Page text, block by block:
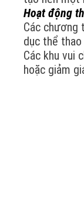
Hoạt động
Các chương
dục thể
Các khu vui
hoặc giảm